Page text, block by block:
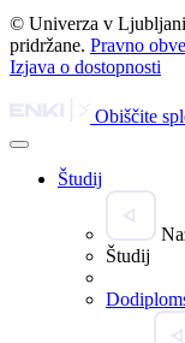
© Univerza v
pridržane. Pravno
Izjava o dostopnosti
Obiščite
Študij
Študij